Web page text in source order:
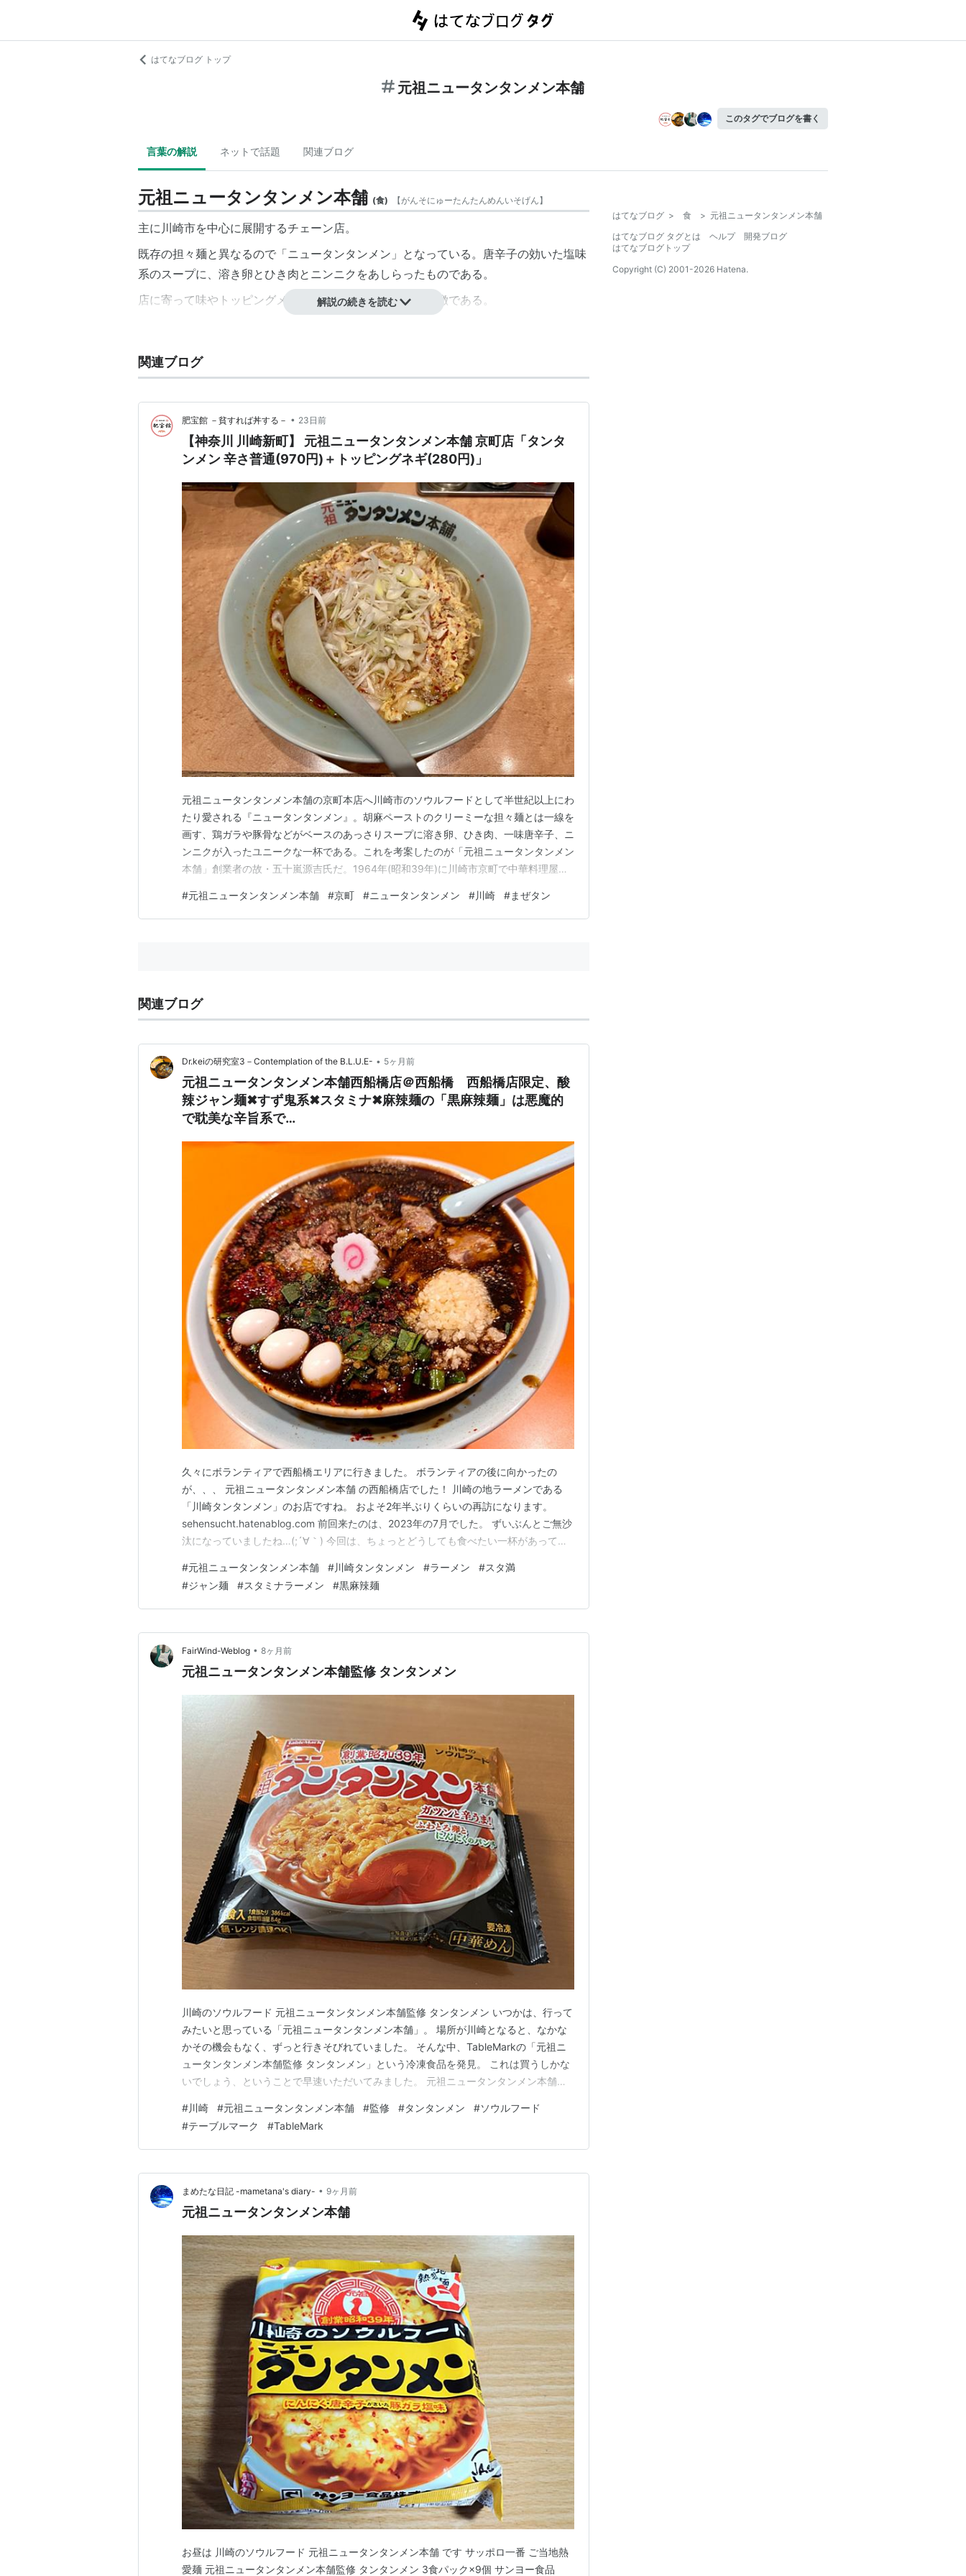
はてなブログ トップ
元祖ニュータンタンメン本舗
このタグでブログを書く
言葉の解説 ネットで話題 関連ブログ
元祖ニュータンタンメン本舗 (食) 【がんそにゅーたんたんめんいそげん】
主に川崎市を中心に展開するチェーン店。
既存の担々麺と異なるので「ニュータンタンメン」となっている。唐辛子の効いた塩味
系のスープに、溶き卵とひき肉とニンニクをあしらったものである。
店に寄って味やトッピングメニューが結構異なることも特徴である。
解説の続きを読む
関連ブログ
肥宝館 －貧すれば丼する－ • 23日前
【神奈川 川崎新町】 元祖ニュータンタンメン本舗 京町店「タンタ
ンメン 辛さ普通(970円)＋トッピングネギ(280円)」
元祖ニュータンタンメン本舗の京町本店へ川崎市のソウルフードとして半世紀以上にわ
たり愛される『ニュータンタンメン』。胡麻ペーストのクリーミーな担々麺とは一線を
画す、鶏ガラや豚骨などがベースのあっさりスープに溶き卵、ひき肉、一味唐辛子、ニ
ンニクが入ったユニークな一杯である。これを考案したのが「元祖ニュータンタンメン
本舗」創業者の故・五十嵐源吉氏だ。1964年(昭和39年)に川崎市京町で中華料理屋を
く料理として担々麺をアレンジし提供したのが始まりという。「元祖ニュータンタンメ
ン本舗」としては神奈川県内を中心に都内、千…
#元祖ニュータンタンメン本舗 #京町 #ニュータンタンメン #川崎 #まぜタン
関連ブログ
Dr.keiの研究室3－Contemplation of the B.L.U.E- • 5ヶ月前
元祖ニュータンタンメン本舗西船橋店＠西船橋 西船橋店限定、酸
辣ジャン麺✖すず鬼系✖スタミナ✖麻辣麺の「黒麻辣麺」は悪魔的
で耽美な辛旨系で…
久々にボランティアで西船橋エリアに行きました。 ボランティアの後に向かったの
が、、、 元祖ニュータンタンメン本舗 の西船橋店でした！ 川崎の地ラーメンである
「川崎タンタンメン」のお店ですね。 およそ2年半ぶりくらいの再訪になります。
sehensucht.hatenablog.com 前回来たのは、2023年の7月でした。 ずいぶんとご無沙
汰になっていましたね…(;´∀｀) 今回は、ちょっとどうしても食べたい一杯があって、
【黒麻辣麺】 であります！！ この黒麻辣麺は、YouTubeやTikTok等で活躍している
「島…
#元祖ニュータンタンメン本舗 #川崎タンタンメン #ラーメン #スタ満
#ジャン麺 #スタミナラーメン #黒麻辣麺
FairWind-Weblog • 8ヶ月前
元祖ニュータンタンメン本舗監修 タンタンメン
川崎のソウルフード 元祖ニュータンタンメン本舗監修 タンタンメン いつかは、行って
みたいと思っている「元祖ニュータンタンメン本舗」。 場所が川崎となると、なかな
かその機会もなく、ずっと行きそびれていました。 そんな中、TableMarkの「元祖ニ
ュータンタンメン本舗監修 タンタンメン」という冷凍食品を発見。 これは買うしかな
いでしょう、ということで早速いただいてみました。 元祖ニュータンタンメン本舗監
です。 www.tablemark.co.jp
#川崎 #元祖ニュータンタンメン本舗 #監修 #タンタンメン #ソウルフード
#テーブルマーク #TableMark
まめたな日記 -mametana's diary- • 9ヶ月前
元祖ニュータンタンメン本舗
お昼は 川崎のソウルフード 元祖ニュータンタンメン本舗 です サッポロ一番 ご当地熱
愛麺 元祖ニュータンタンメン本舗監修 タンタンメン 3食パック×9個 サンヨー食品
はてなブログ > 食 > 元祖ニュータンタンメン本舗
はてなブログ タグとは
ヘルプ
開発ブログ
はてなブログトップ
Copyright (C) 2001-2026 Hatena.